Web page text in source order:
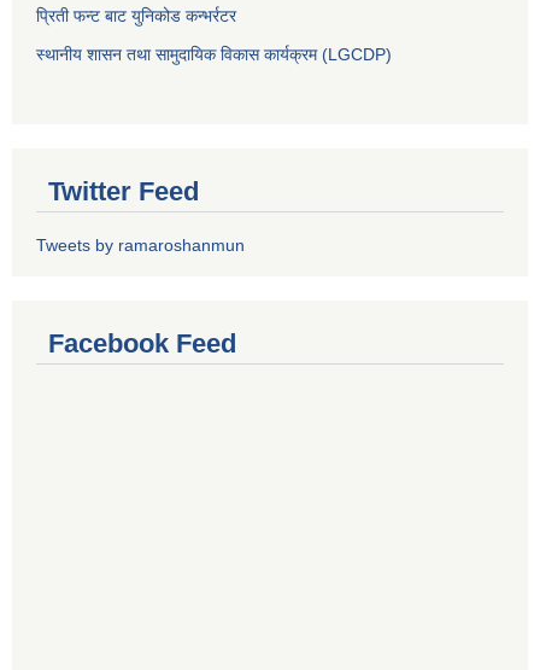
प्रिती फन्ट बाट युनिकोड कन्भर्रटर
स्थानीय शासन तथा सामुदायिक विकास कार्यक्रम (LGCDP)
Twitter Feed
Tweets by ramaroshanmun
Facebook Feed